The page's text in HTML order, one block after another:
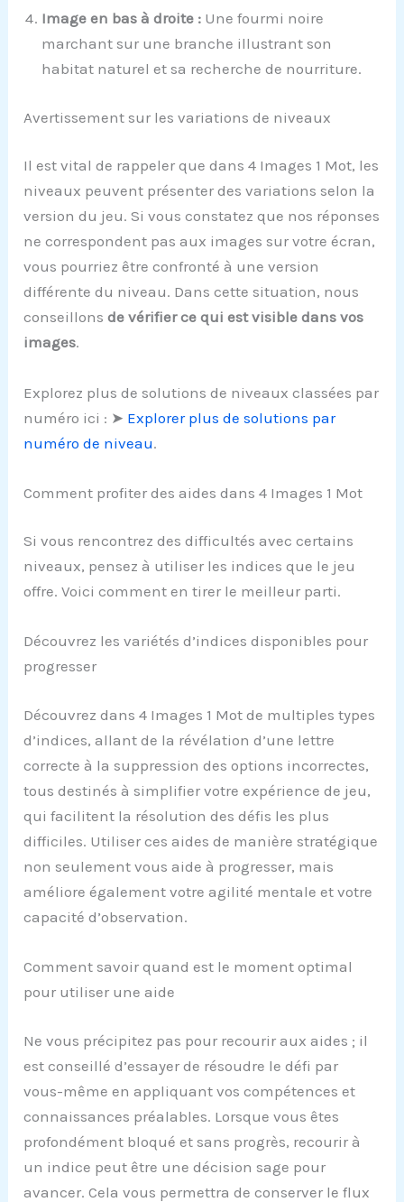
Image en bas à droite : Une fourmi noire
marchant sur une branche illustrant son
habitat naturel et sa recherche de nourriture.
Avertissement sur les variations de niveaux
Il est vital de rappeler que dans 4 Images 1 Mot, les
niveaux peuvent présenter des variations selon la
version du jeu. Si vous constatez que nos réponses
ne correspondent pas aux images sur votre écran,
vous pourriez être confronté à une version
différente du niveau. Dans cette situation, nous
conseillonsde vérifier ce qui est visible dans vos
images.
Explorez plus de solutions de niveaux classées par
numéro ici : ➤ Explorer plus de solutions par
numéro de niveau.
Comment profiter des aides dans 4 Images 1 Mot
Si vous rencontrez des difficultés avec certains
niveaux, pensez à utiliser les indices que le jeu
offre. Voici comment en tirer le meilleur parti.
Découvrez les variétés d’indices disponibles pour
progresser
Découvrez dans 4 Images 1 Mot de multiples types
d’indices, allant de la révélation d’une lettre
correcte à la suppression des options incorrectes,
tous destinés à simplifier votre expérience de jeu,
qui facilitent la résolution des défis les plus
difficiles. Utiliser ces aides de manière stratégique
non seulement vous aide à progresser, mais
améliore également votre agilité mentale et votre
capacité d’observation.
Comment savoir quand est le moment optimal
pour utiliser une aide
Ne vous précipitez pas pour recourir aux aides ; il
est conseillé d’essayer de résoudre le défi par
vous-même en appliquant vos compétences et
connaissances préalables. Lorsque vous êtes
profondément bloqué et sans progrès, recourir à
un indice peut être une décision sage pour
avancer. Cela vous permettra de conserver le flux